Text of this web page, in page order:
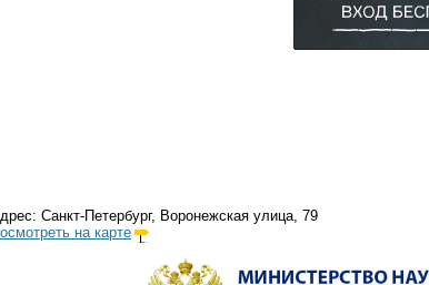
Санкт-Петербург, Воронежская улица, 79
на карте